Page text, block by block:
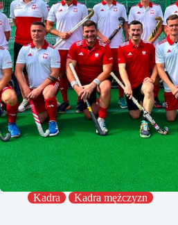
Kadra Kadra mężczyzn